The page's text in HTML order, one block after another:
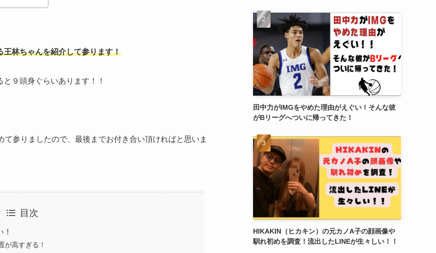
林ちゃんを紹介して参ります！
９頭身ぐらいあります！！
て参りましたので、最後までお付き合い頂ければと思いま
目次
が高すぎる！
田中力がIMGをやめた理由がえぐい！そんな彼
がBリーグへついに帰ってきた！
HIKAKIN（ヒカキン）の元カノA子の顔画像や
馴れ初めを調査！流出したLINEが生々しい！！